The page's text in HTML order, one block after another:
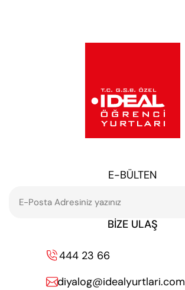
E-BÜLTEN
BIZE ULAŞ
444 23 66
diyalog@idealyurtlari.com